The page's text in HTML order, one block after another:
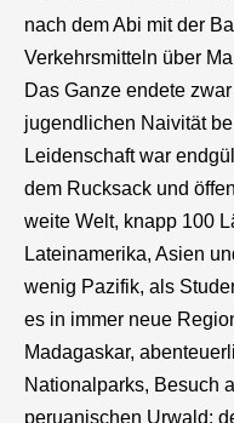
nach dem Abi mit der
Verkehrsmitteln über
Das Ganze endete
jugendlichen Naivität
Leidenschaft war
dem Rucksack und
weite Welt, knapp 100
Lateinamerika, Asien
wenig Pazifik, als
es in immer neue
Madagaskar,
Nationalparks, Besuch
peruanischen Urwald: